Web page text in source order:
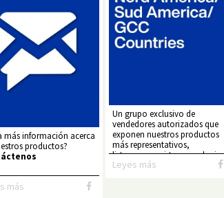
más información acerca
productos?
más
Un grupo exclusivo de
vendedores autorizados que
exponen nuestros productos
más representativos,
listo para servirte en cualquier
forma que desees...
Leyes más